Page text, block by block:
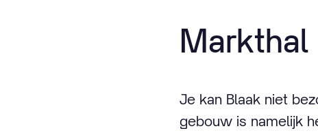
Markthal
Je kan Blaak niet
gebouw is namelijk